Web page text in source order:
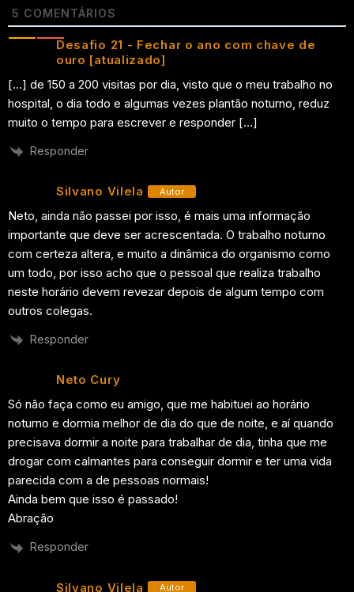
5 COMENTÁRIOS
Desafio 21 - Fechar o ano com chave de
ouro [atualizado]
[…] de 150 a 200 visitas por dia, visto que o meu trabalho no
hospital, o dia todo e algumas vezes plantão noturno, reduz
muito o tempo para escrever e responder […]
Responder
Silvano Vilela Autor
Neto, ainda não passei por isso, é mais uma informação
importante que deve ser acrescentada. O trabalho noturno
com certeza altera, e muito a dinâmica do organismo como
um todo, por isso acho que o pessoal que realiza trabalho
neste horário devem revezar depois de algum tempo com
outros colegas.
Responder
Neto Cury
Só não faça como eu amigo, que me habituei ao horário
noturno e dormia melhor de dia do que de noite, e aí quando
precisava dormir a noite para trabalhar de dia, tinha que me
drogar com calmantes para conseguir dormir e ter uma vida
parecida com a de pessoas normais!
Ainda bem que isso é passado!
Abração
Responder
Silvano Vilela Autor